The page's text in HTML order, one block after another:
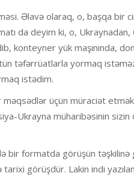
Əlavə olaraq, o, başqa bir
da deyim ki, o, Ukraynadan,
konteyner yük maşınında,
təfərrüatlarla yormaq
istədim.
üçün müraciət
Ukrayna müharibəsinin sizin
bir formatda görüşün təşkilinə
görüşdür. Lakin indi